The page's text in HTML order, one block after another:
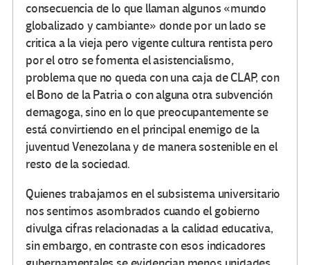
consecuencia de lo que llaman algunos «mundo
globalizado y cambiante» donde por un lado se
critica a la vieja pero vigente cultura rentista pero
por el otro se fomenta el asistencialismo,
problema que no queda con una caja de CLAP, con
el Bono de la Patria o con alguna otra subvención
demagoga, sino en lo que preocupantemente se
está convirtiendo en el principal enemigo de la
juventud Venezolana y de manera sostenible en el
resto de la sociedad.
Quienes trabajamos en el subsistema universitario
nos sentimos asombrados cuando el gobierno
divulga cifras relacionadas a la calidad educativa,
sin embargo, en contraste con esos indicadores